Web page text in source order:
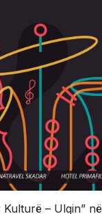
– Ulqin” në